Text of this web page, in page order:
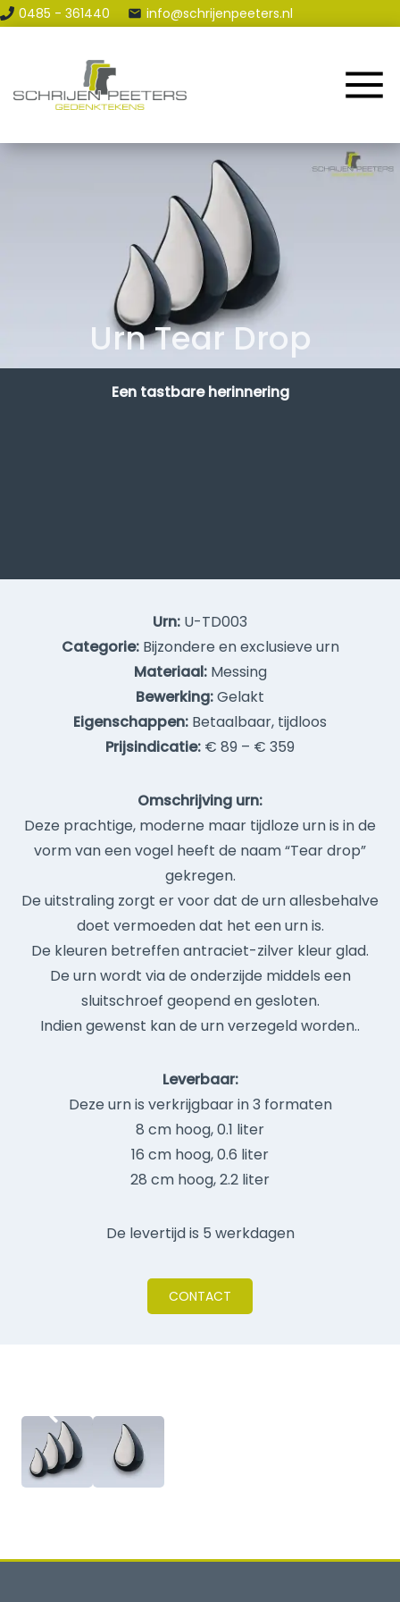
0485 - 361440 info@schrijenpeeters.nl
Home
Assortiment
Urn Tear Drop
Een tastbare herinnering
Urn: U-TD003
Categorie:Bijzondere en exclusieve urn
Materiaal:Messing
Bewerking:Gelakt
Eigenschappen: Betaalbaar, tijdloos
Prijsindicatie: € 89 – € 359
Omschrijving urn:
Deze prachtige, moderne maar tijdloze urn is in de
vorm van een vogel heeft de naam “Tear drop”
gekregen.
De uitstraling zorgt er voor dat de urn allesbehalve
doet vermoeden dat het een urn is.
De kleuren betreffen antraciet-zilver kleur glad.
De urn wordt via de onderzijde middels een
sluitschroef geopend en gesloten.
Indien gewenst kan de urn verzegeld worden..
Leverbaar:
Deze urn is verkrijgbaar in 3 formaten
8 cm hoog, 0.1 liter
16 cm hoog, 0.6 liter
28 cm hoog, 2.2 liter
De levertijd is 5 werkdagen
CONTACT